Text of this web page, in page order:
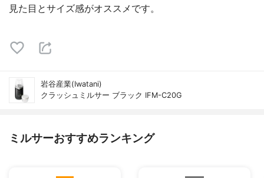
見た目とサイズ感がオススメです。
岩谷産業(Iwatani)
クラッシュミルサー ブラック IFM-C20G
ミルサーおすすめランキング